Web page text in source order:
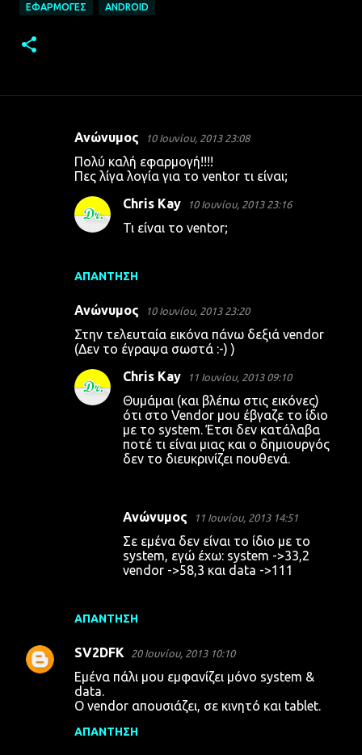
ΕΦΑΡΜΟΓΈΣ ANDROID
Ανώνυμος 10 Ιουνίου, 2013 23:08
Πολύ καλή εφαρμογή!!!!
Πες λίγα λογία για το ventor τι είναι;
ΑΠΆΝΤΗΣΗ
Chris Kay 10 Ιουνίου, 2013 23:16
Τι είναι το ventor;
Ανώνυμος 10 Ιουνίου, 2013 23:20
Στην τελευταία εικόνα πάνω δεξιά vendor
(Δεν το έγραψα σωστά :-) )
ΑΠΆΝΤΗΣΗ
Chris Kay 11 Ιουνίου, 2013 09:10
Θυμάμαι (και βλέπω στις εικόνες)
ότι στο Vendor μου έβγαζε το ίδιο
με το system. Έτσι δεν κατάλαβα
ποτέ τι είναι μιας και ο δημιουργός
δεν το διευκρινίζει πουθενά.
Ανώνυμος 11 Ιουνίου, 2013 14:51
Σε εμένα δεν είναι το ίδιο με το
system, εγώ έχω: system ->33,2
vendor ->58,3 και data ->111
SV2DFK 20 Ιουνίου, 2013 10:10
Εμένα πάλι μου εμφανίζει μόνο system &
data.
O vendor απουσιάζει, σε κινητό και tablet.
ΑΠΆΝΤΗΣΗ